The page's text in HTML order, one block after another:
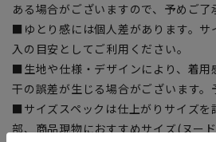
ある場合がございますので、予めご了
■ゆとり感には個人差があります。サ
入の目安としてご利用ください。
■生地や仕様・デザインにより、着用
干の誤差が生じる場合がございます。
■サイズスペックは仕上がりサイズを
部、商品現物におすすめサイズ(ヌー